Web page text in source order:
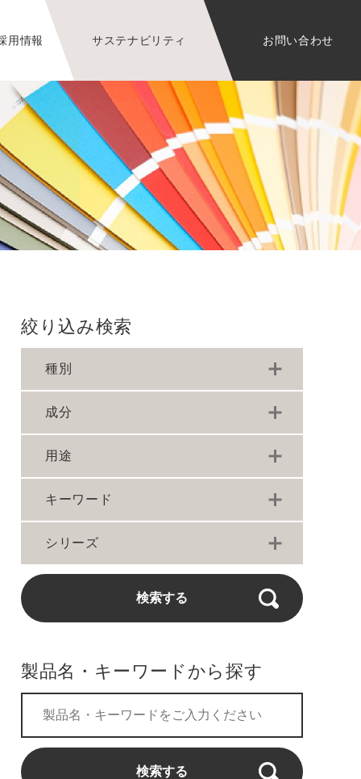
用情報 サステナビリティ お問い合わせ
絞り込み検索
種別
成分
用途
キーワード
シリーズ
検索する
製品名・キーワードから探す
検索する